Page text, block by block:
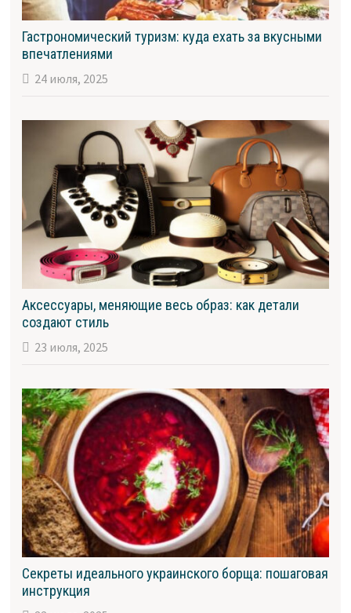
Гастрономический туризм: куда ехать за вкусными
впечатлениями
24 июля, 2025
Аксессуары, меняющие весь образ: как детали
создают стиль
23 июля, 2025
Секреты идеального украинского борща: пошаговая
инструкция